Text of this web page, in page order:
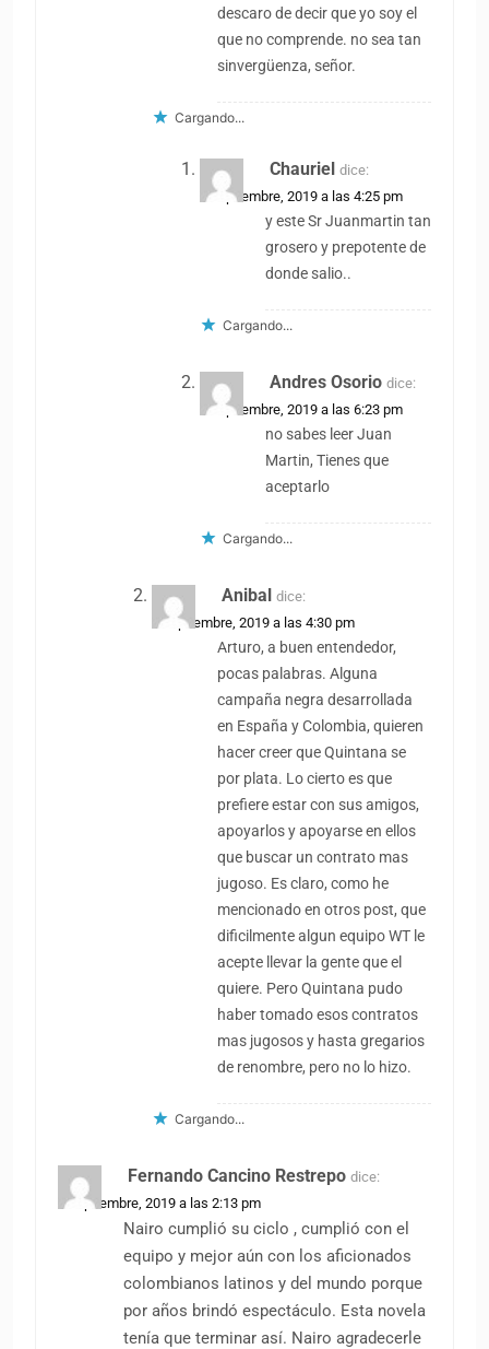
descaro de decir que yo soy el
que no comprende. no sea tan
sinvergüenza, señor.
Cargando...
Chauriel dice:
2 septiembre, 2019 a las 4:25 pm
y este Sr Juanmartin tan
grosero y prepotente de
donde salio..
Cargando...
Andres Osorio dice:
2 septiembre, 2019 a las 6:23 pm
no sabes leer Juan
Martin, Tienes que
aceptarlo
Cargando...
Anibal dice:
2 septiembre, 2019 a las 4:30 pm
Arturo, a buen entendedor,
pocas palabras. Alguna
campaña negra desarrollada
en España y Colombia, quieren
hacer creer que Quintana se
por plata. Lo cierto es que
prefiere estar con sus amigos,
apoyarlos y apoyarse en ellos
que buscar un contrato mas
jugoso. Es claro, como he
mencionado en otros post, que
dificilmente algun equipo WT le
acepte llevar la gente que el
quiere. Pero Quintana pudo
haber tomado esos contratos
mas jugosos y hasta gregarios
de renombre, pero no lo hizo.
Cargando...
Fernando Cancino Restrepo dice:
2 septiembre, 2019 a las 2:13 pm
Nairo cumplió su ciclo , cumplió con el
equipo y mejor aún con los aficionados
colombianos latinos y del mundo porque
por años brindó espectáculo. Esta novela
tenía que terminar así. Nairo agradecerle